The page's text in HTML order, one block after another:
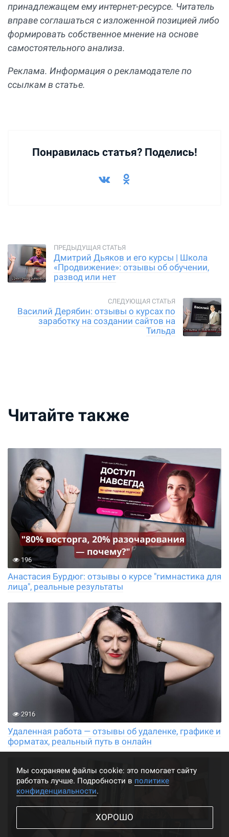
принадлежащем ему интернет-ресурсе. Читатель
вправе соглашаться с изложенной позицией либо
формировать собственное мнение на основе
самостоятельного анализа.
Реклама. Информация о рекламодателе по
ссылкам в статье.
Понравилась статья? Поделись!
Дмитрий Дьяков и его курсы | Школа
«Продвижение»: отзывы об обучении,
развод или нет
Василий Дерябин: отзывы о курсах по
заработку на создании сайтов на
Тильда
Читайте также
196
Анастасия Бурдюг: отзывы о курсе "гимнастика для
лица", реальные результаты
2916
Удаленная работа — отзывы об удаленке, графике и
форматах, реальный путь в онлайн
Мы cохраняем файлы cookie: это помогает сайту
работать лучше. Подробности в политике
конфиденциальности.
ХОРОШО